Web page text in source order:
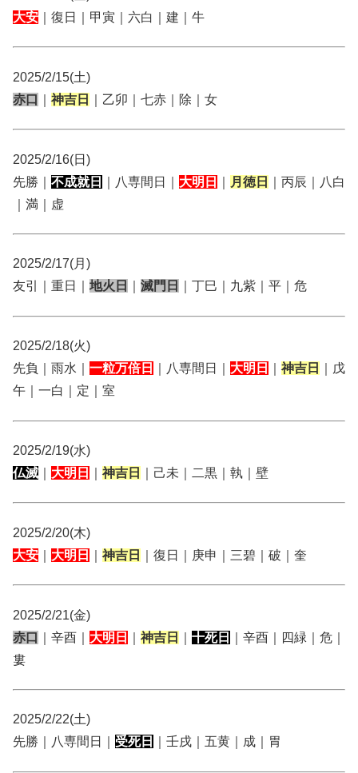
大安 ｜復日｜甲寅｜六白｜建｜牛
2025/2/15(土)
赤口
神吉日 ｜乙卯｜七赤｜除｜女
2025/2/16(日)
先勝｜ 不成就日 ｜八専間日｜ 大明日 月徳日
｜丙辰｜八白
｜満｜虚
2025/2/17(月)
友引｜重日｜ 地火日 滅門日 ｜丁巳｜九紫｜平｜危
2025/2/18(火)
先負｜雨水｜ 一粒万倍日 ｜八専間日｜ 大明日 神吉日
｜戊
午｜一白｜定｜室
2025/2/19(水)
仏滅
大明日 神吉日 ｜己未｜二黒｜執｜壁
2025/2/20(木)
大安
大明日 神吉日 ｜復日｜庚申｜三碧｜破｜奎
2025/2/21(金)
赤口
｜辛酉｜ 大明日 神吉日 十死日
｜辛酉｜四緑｜危｜
婁
2025/2/22(土)
先勝｜八専間日｜ 受死日 ｜壬戌｜五黄｜成｜胃